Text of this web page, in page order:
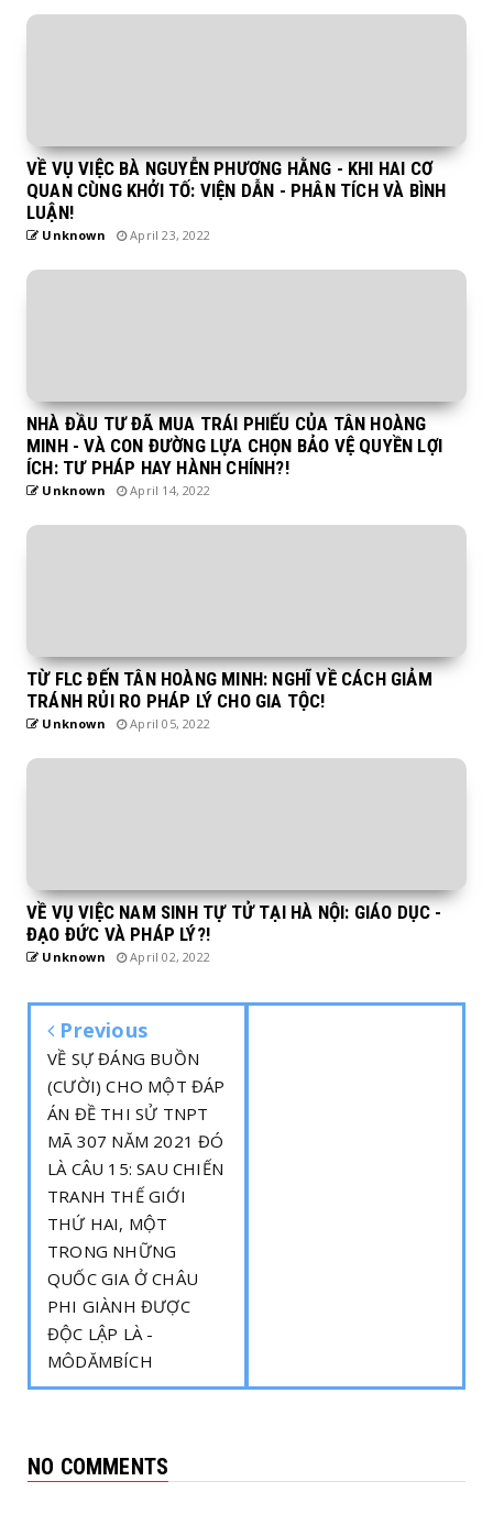
VỀ VỤ VIỆC BÀ NGUYỄN PHƯƠNG HẰNG - KHI HAI CƠ
QUAN CÙNG KHỞI TỐ: VIỆN DẪN - PHÂN TÍCH VÀ BÌNH
LUẬN!
Unknown April 23, 2022
NHÀ ĐẦU TƯ ĐÃ MUA TRÁI PHIẾU CỦA TÂN HOÀNG
MINH - VÀ CON ĐƯỜNG LỰA CHỌN BẢO VỆ QUYỀN LỢI
ÍCH: TƯ PHÁP HAY HÀNH CHÍNH?!
Unknown April 14, 2022
TỪ FLC ĐẾN TÂN HOÀNG MINH: NGHĨ VỀ CÁCH GIẢM
TRÁNH RỦI RO PHÁP LÝ CHO GIA TỘC!
Unknown April 05, 2022
VỀ VỤ VIỆC NAM SINH TỰ TỬ TẠI HÀ NỘI: GIÁO DỤC -
ĐẠO ĐỨC VÀ PHÁP LÝ?!
Unknown April 02, 2022
Previous
VỀ SỰ ĐÁNG BUỒN
(CƯỜI) CHO MỘT ĐÁP
ÁN ĐỀ THI SỬ TNPT
MÃ 307 NĂM 2021 ĐÓ
LÀ CÂU 15: SAU CHIẾN
TRANH THẾ GIỚI
THỨ HAI, MỘT
TRONG NHỮNG
QUỐC GIA Ở CHÂU
PHI GIÀNH ĐƯỢC
ĐỘC LẬP LÀ -
MÔDĂMBÍCH
NO COMMENTS